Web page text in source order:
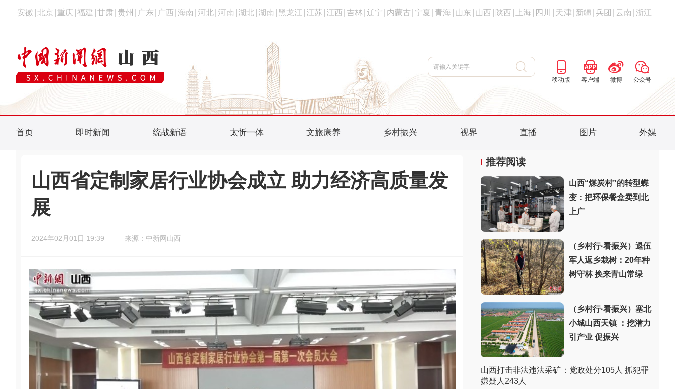
安徽 北京 重庆 福建 甘肃 贵州 广东 广西 海南 河北 河南 湖北 湖南 黑龙江 江苏 江西 吉林 辽宁 内蒙古 宁夏 青海 山东 山西 陕西 上海 四川 天津 新疆 兵团 云南 浙江
移动版 客户端 微博 公众号
首页 即时新闻 统战新语 太忻一体 文旅康养 乡村振兴 视界 直播 图片 外媒
山西省定制家居行业协会成立 助力经济高质量发
展
2024年02月01日 19:39 来源：中新网山西
推荐阅读
山西“煤炭村”的转型蝶
变：把环保餐盒卖到北
上广
（乡村行·看振兴）退伍
军人返乡栽树：20年种
树守林 换来青山常绿
（乡村行·看振兴）塞北
小城山西天镇 ：挖潜力
引产业 促振兴
山西打击非法违法采矿：党政处分105人 抓犯罪
嫌疑人243人